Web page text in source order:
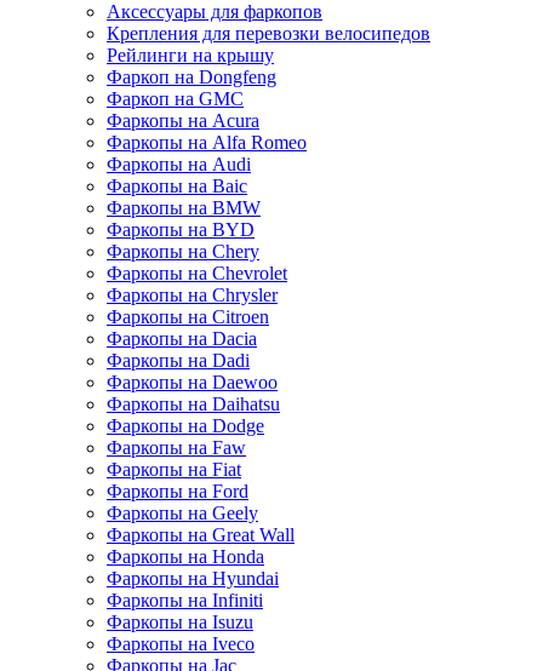
Аксессуары для фаркопов
Крепления для перевозки велосипедов
Рейлинги на крышу
Фаркоп на Dongfeng
Фаркоп на GMC
Фаркопы на Acura
Фаркопы на Alfa Romeo
Фаркопы на Audi
Фаркопы на Baic
Фаркопы на BMW
Фаркопы на BYD
Фаркопы на Chery
Фаркопы на Chevrolet
Фаркопы на Chrysler
Фаркопы на Citroen
Фаркопы на Dacia
Фаркопы на Dadi
Фаркопы на Daewoo
Фаркопы на Daihatsu
Фаркопы на Dodge
Фаркопы на Faw
Фаркопы на Fiat
Фаркопы на Ford
Фаркопы на Geely
Фаркопы на Great Wall
Фаркопы на Honda
Фаркопы на Hyundai
Фаркопы на Infiniti
Фаркопы на Isuzu
Фаркопы на Iveco
Фаркопы на Jac